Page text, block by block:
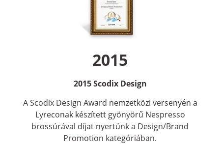
2015
2015 Scodix Design
A Scodix Design Award nemzetközi versenyén a
Lyreconak készített gyönyörű Nespresso
brossúrával díjat nyertünk a Design/Brand
Promotion kategóriában.